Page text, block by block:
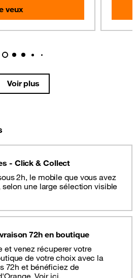
veux
Voir plus
- Click & Collect
2h, le mobile que vous avez
selon une large sélection visible
72h en boutique
et venez récuperer votre
de votre choix avec la
72h et bénéficiez de